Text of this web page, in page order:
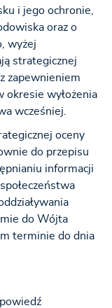
i jego ochronie,
oraz o
wyżej
strategicznej
zapewnieniem
okresie wyłożenia
wcześniej.
oceny
do przepisu
informacji
do Wójta
terminie do dnia